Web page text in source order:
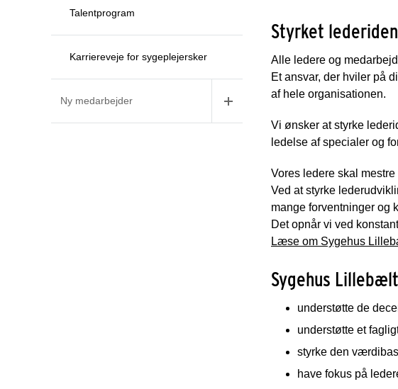
Talentprogram
Karriereveje for sygeplejersker
Ny medarbejder
Styrket
Alle ledere og
Et ansvar, der hviler på
af hele organisationen.
Vi ønsker at styrke
ledelse af specialer og
Vores ledere skal
Ved at styrke
mange forventninger og
Det opnår vi ved
Læse om Sygehus
Sygehus
understøtte de
understøtte et
styrke den
have fokus på